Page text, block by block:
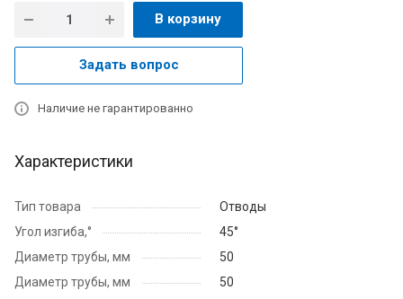
В корзину
Задать вопрос
Наличие не гарантированно
Характеристики
Тип товара
Отводы
Угол изгиба,°
45°
Диаметр трубы, мм
50
Диаметр трубы, мм
50